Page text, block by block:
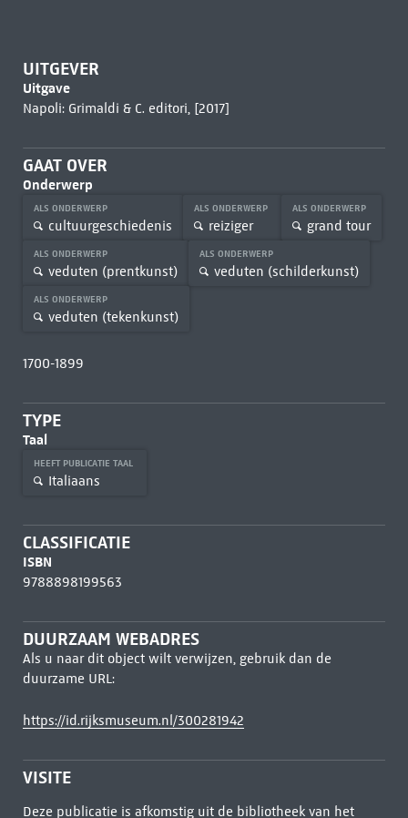
UITGEVER
Uitgave
Napoli: Grimaldi & C. editori, [2017]
GAAT OVER
Onderwerp
ALS ONDERWERP
cultuurgeschiedenis
ALS ONDERWERP
reiziger
ALS ONDERWERP
grand tour
ALS ONDERWERP
veduten (prentkunst)
ALS ONDERWERP
veduten (schilderkunst)
ALS ONDERWERP
veduten (tekenkunst)
1700-1899
TYPE
Taal
HEEFT PUBLICATIE TAAL
Italiaans
CLASSIFICATIE
ISBN
9788898199563
DUURZAAM WEBADRES
Als u naar dit object wilt verwijzen, gebruik dan de
duurzame URL:
https://id.rijksmuseum.nl/300281942
VISITE
Deze publicatie is afkomstig uit de bibliotheek van het